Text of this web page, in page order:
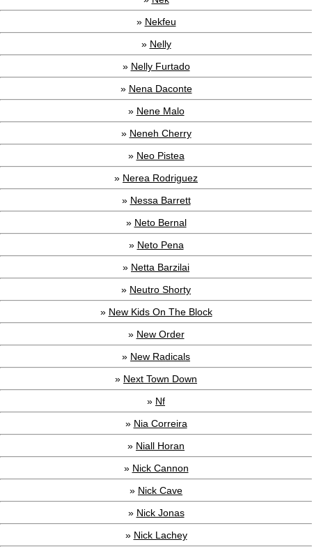
» Nekfeu
» Nelly
» Nelly Furtado
» Nena Daconte
» Nene Malo
» Neneh Cherry
» Neo Pistea
» Nerea Rodriguez
» Nessa Barrett
» Neto Bernal
» Neto Pena
» Netta Barzilai
» Neutro Shorty
» New Kids On The Block
» New Order
» New Radicals
» Next Town Down
» Nf
» Nia Correira
» Niall Horan
» Nick Cannon
» Nick Cave
» Nick Jonas
» Nick Lachey